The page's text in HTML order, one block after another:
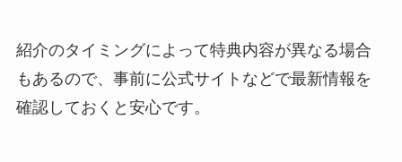
紹介のタイミングによって特典内容が異なる場合
もあるので、事前に公式サイトなどで最新情報を
確認しておくと安心です。